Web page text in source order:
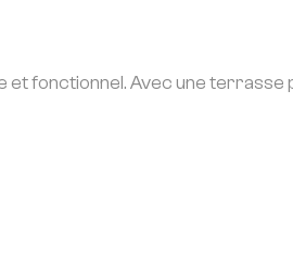
fonctionnel. Avec une